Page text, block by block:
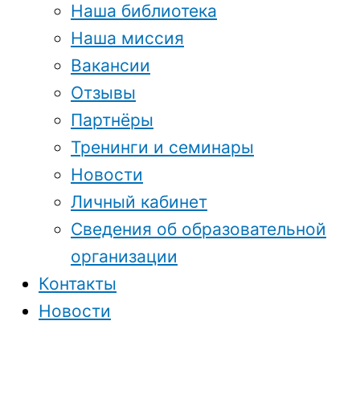
Наша библиотека
Наша миссия
Вакансии
Отзывы
Партнёры
Тренинги и семинары
Новости
Личный кабинет
Сведения об образовательной
организации
Контакты
Новости